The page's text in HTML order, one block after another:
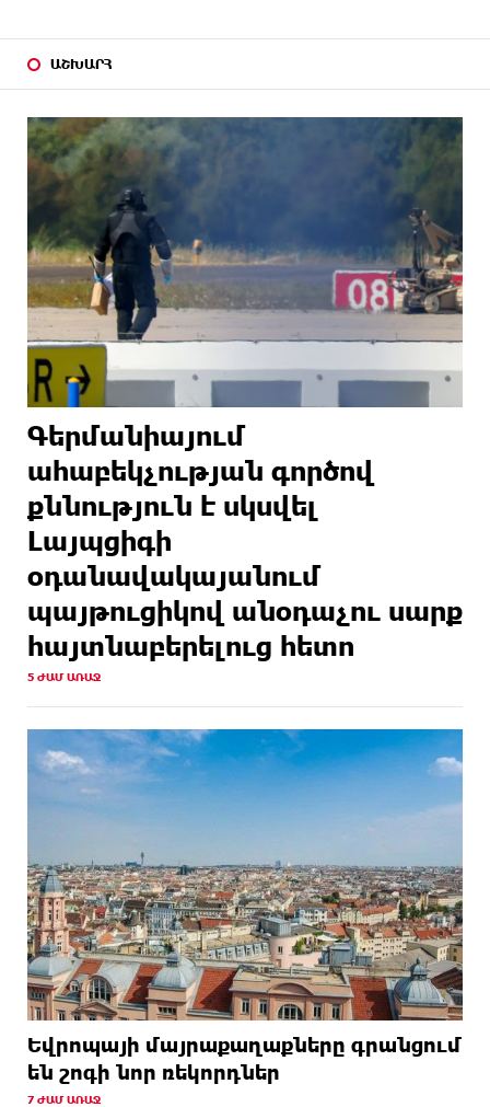
ԱՇԽԱՐՀ
Գերմանիայում
ահաբեկչության գործով
քննություն է սկսվել
Լայպցիգի
օդանավակայանում
պայթուցիկով անօդաչու սարք
հայտնաբերելուց հետո
5 ԺԱՄ ԱՌԱՋ
Եվրոպայի մայրաքաղաքները գրանցում
են շոգի նոր ռեկորդներ
7 ԺԱՄ ԱՌԱՋ